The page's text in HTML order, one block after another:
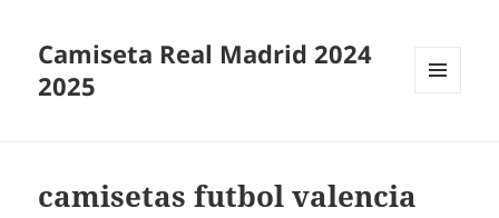
Camiseta Real Madrid 2024
2025
camisetas futbol valencia